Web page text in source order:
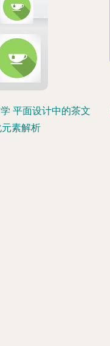
平面设计中的茶文
素解析